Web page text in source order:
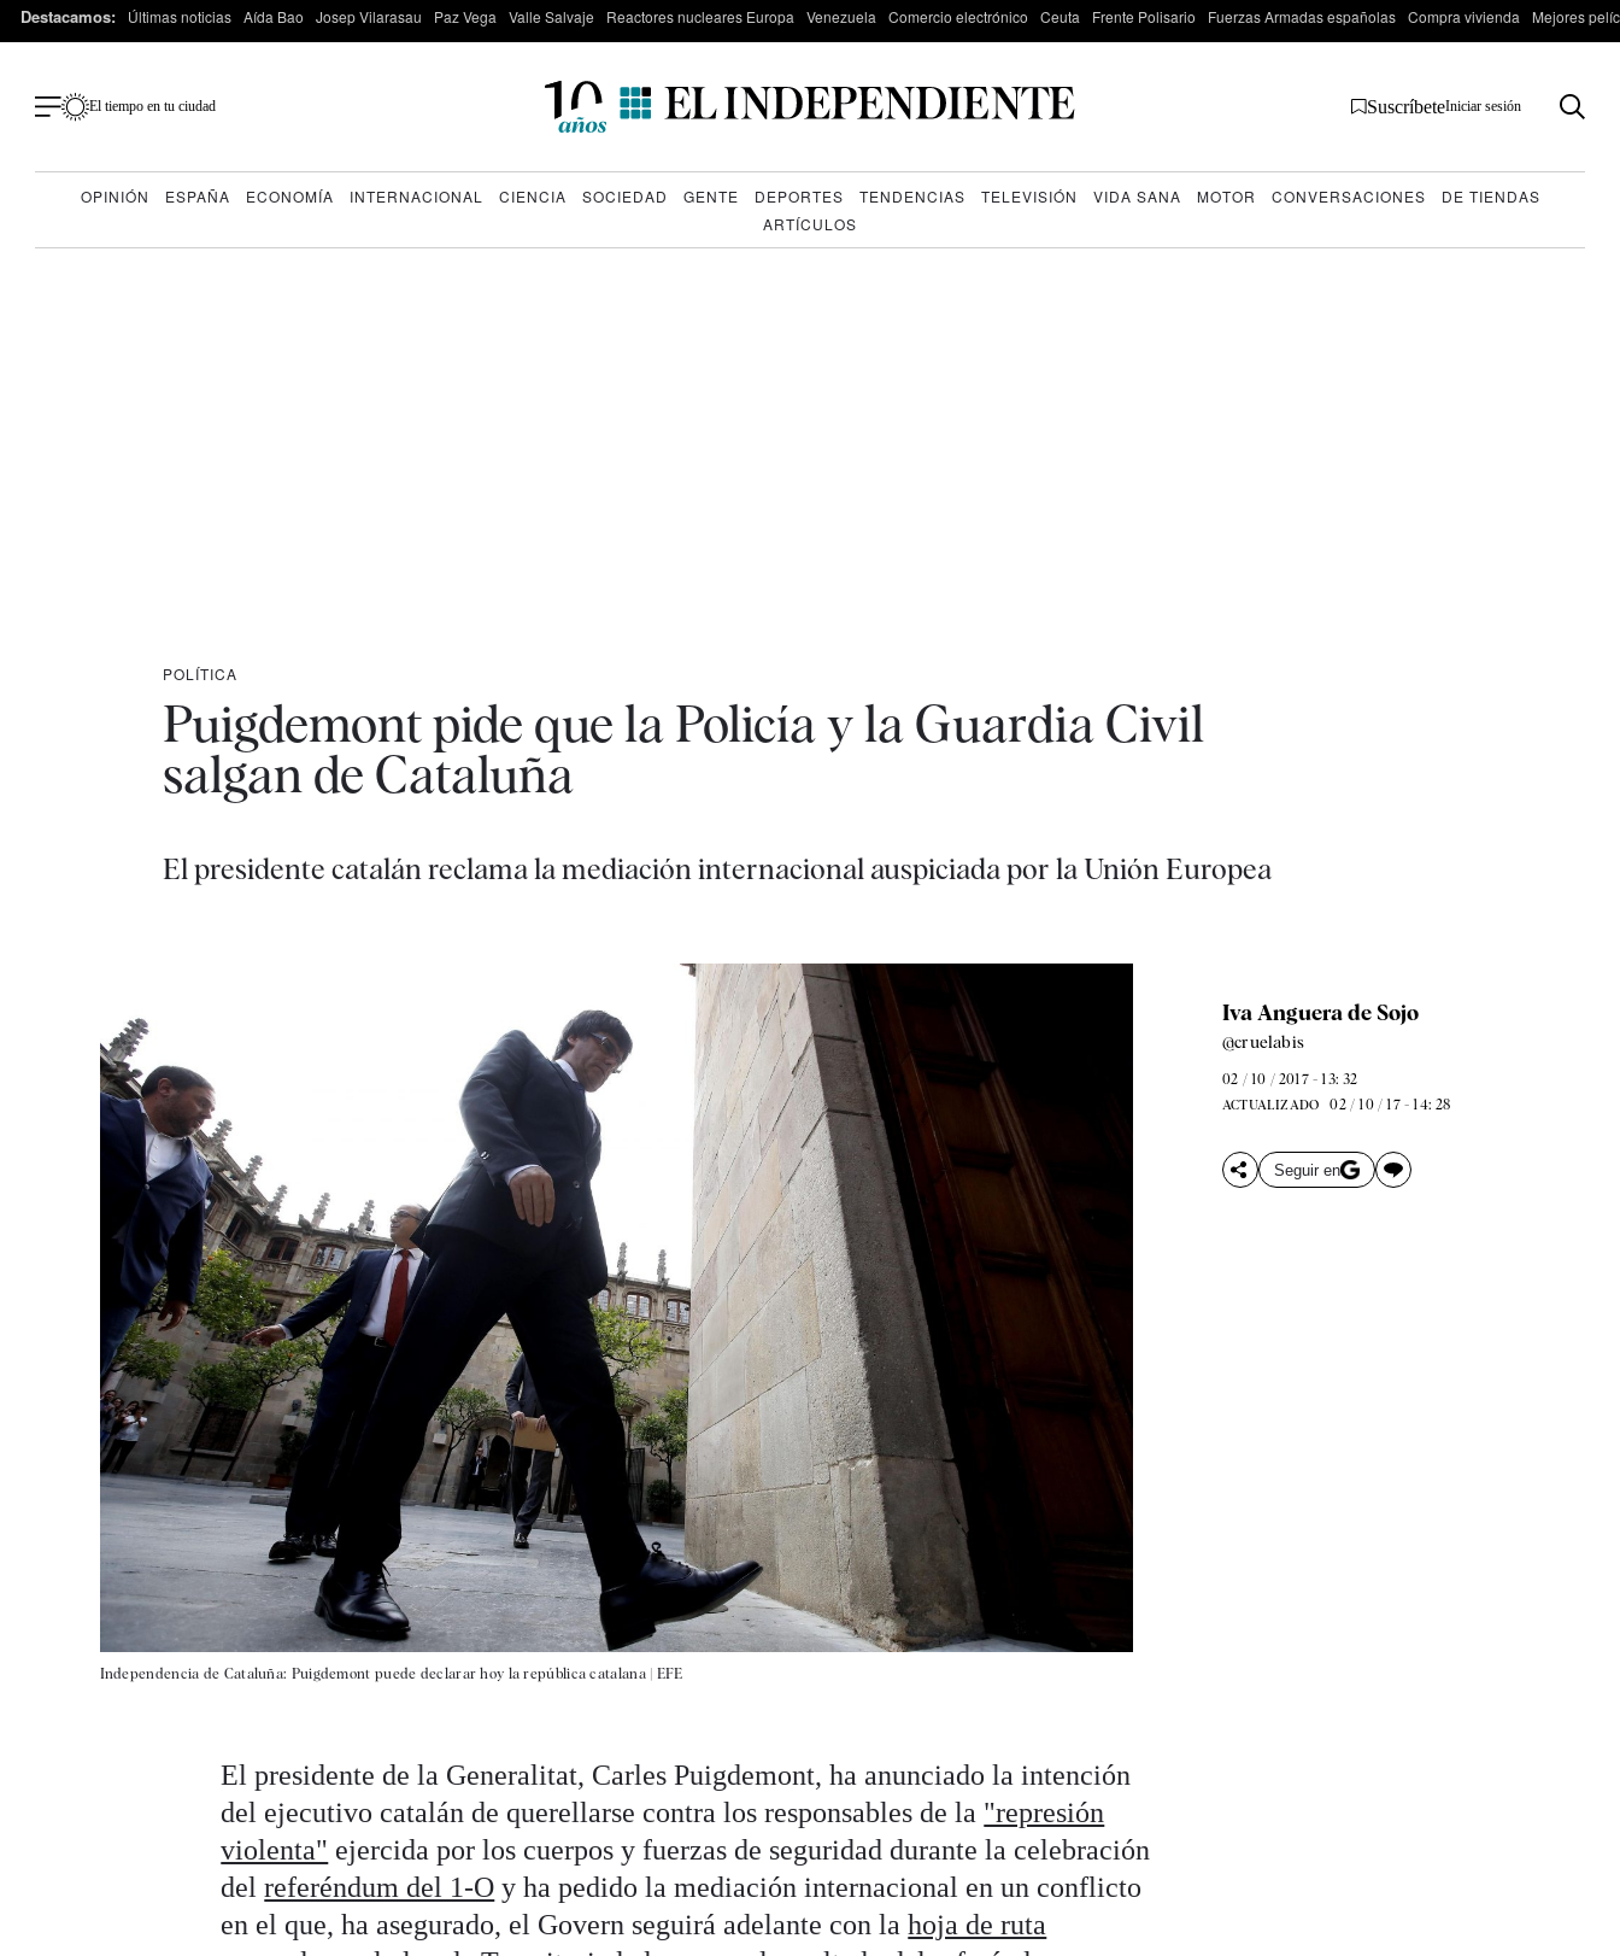
Destacamos: Últimas noticias Aída Bao Josep Vilarasau Paz Vega Valle Salvaje Reactores nucleares Europa Venezuela Comercio electrónico Ceuta Frente Polisario Fuerzas Armadas españolas Compra vivienda Mejores
El tiempo en tu ciudad SuscríbeteIniciar sesión
OPINIÓN ESPAÑA ECONOMÍA INTERNACIONAL CIENCIA SOCIEDAD GENTE DEPORTES TENDENCIAS TELEVISIÓN VIDA SANA MOTOR CONVERSACIONES
DE TIENDAS
ARTÍCULOS
POLÍTICA
Puigdemont pide que la Policía y la Guardia Civil
salgan de Cataluña
El presidente catalán reclama la mediación internacional auspiciada por la Unión Europea
Independencia de Cataluña: Puigdemont puede declarar hoy la república catalana | EFE
Iva Anguera de Sojo
@cruelabis
02 / 10 / 2017 - 13: 32
ACTUALIZADO 02 / 10 / 17 - 14: 28
Seguir en
El presidente de la Generalitat, Carles Puigdemont, ha anunciado la intención
del ejecutivo catalán de querellarse contra los responsables de la "represión
violenta" ejercida por los cuerpos y fuerzas de seguridad durante la celebración
delreferéndum del 1-O y ha pedido la mediación internacional en un conflicto
en el que, ha asegurado, el Govern seguirá adelante con lahoja de ruta